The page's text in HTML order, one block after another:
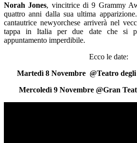
Norah Jones, vincitrice di 9 Grammy
quattro anni dalla sua ultima
cantautrice newyorchese arriverà nel
tappa in Italia per due date che si
appuntamento imperdibile.
Ecco le date:
Martedì 8 Novembre @Teatro
Mercoledì 9 Novembre @Gran